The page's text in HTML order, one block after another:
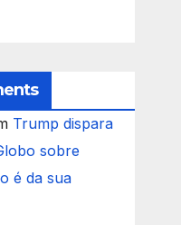
Trump dispara
sobre
é da sua